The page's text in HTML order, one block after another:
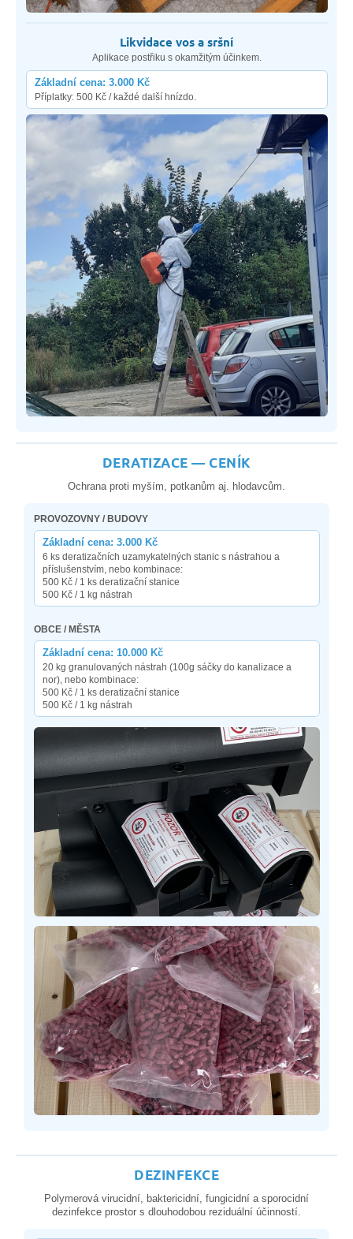
Likvidace vos a sršní
Aplikace postřiku s okamžitým účinkem.
Základní cena: 3.000 Kč
Příplatky: 500 Kč / každé další hnízdo.
DERATIZACE — CENÍK
Ochrana proti myším, potkanům aj. hlodavcům.
PROVOZOVNY / BUDOVY
Základní cena: 3.000 Kč
6 ks deratizačních uzamykatelných stanic s nástrahou a
příslušenstvím, nebo kombinace:
500 Kč / 1 ks deratizační stanice
500 Kč / 1 kg nástrah
OBCE / MĚSTA
Základní cena: 10.000 Kč
20 kg granulovaných nástrah (100g sáčky do kanalizace a
nor), nebo kombinace:
500 Kč / 1 ks deratizační stanice
500 Kč / 1 kg nástrah
DEZINFEKCE
Polymerová virucidní, baktericidní, fungicidní a sporocidní
dezinfekce prostor s dlouhodobou reziduální účinností.